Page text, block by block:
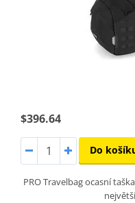
$396.64
Do
PRO Travelbag ocasní